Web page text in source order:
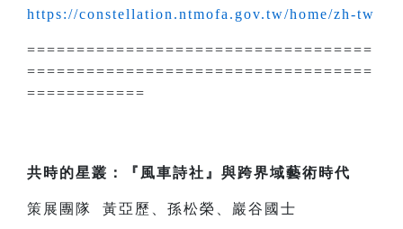
https://constellation.ntmofa.gov.tw/home/zh-tw
===================================
===================================
============
共時的星叢：『風車詩社』與跨界域藝術時代
策展團隊 黃亞歷、孫松榮、巖谷國士